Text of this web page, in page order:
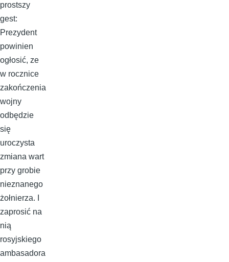
prostszy
gest:
Prezydent
powinien
ogłosić, ze
w rocznice
zakończenia
wojny
odbędzie
się
uroczysta
zmiana wart
przy grobie
nieznanego
żołnierza. I
zaprosić na
nią
rosyjskiego
ambasadora